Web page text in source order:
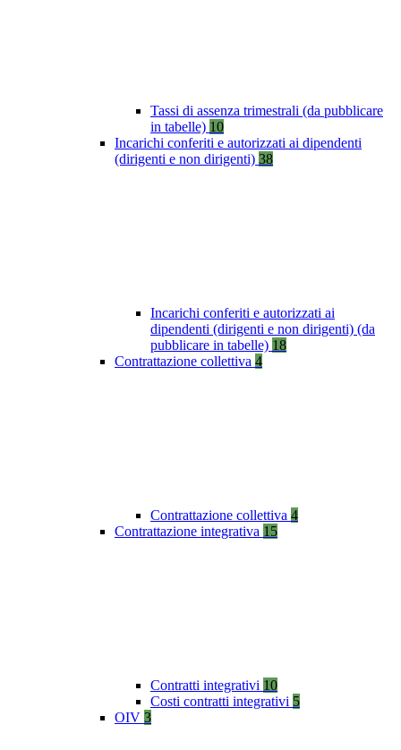
Tassi di assenza trimestrali (da pubblicare
in tabelle) 10
Incarichi conferiti e autorizzati ai dipendenti
(dirigenti e non dirigenti) 38
Incarichi conferiti e autorizzati ai
dipendenti (dirigenti e non dirigenti) (da
pubblicare in tabelle) 18
Contrattazione collettiva 4
Contrattazione collettiva 4
Contrattazione integrativa 15
Contratti integrativi 10
Costi contratti integrativi 5
OIV 3